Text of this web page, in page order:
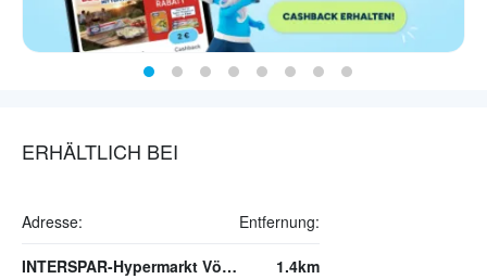
ERHÄLTLICH BEI
Adresse: Entfernung:
INTERSPAR-Hypermarkt Vöcklabruck, VARENA 1.4km